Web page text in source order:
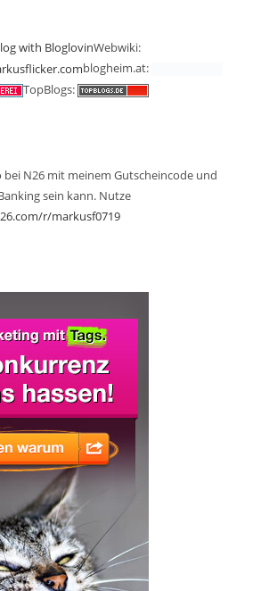
with BloglovinWebwiki:
blogheim.at:
TopBlogs:
N26 mit meinem Gutscheincode und
sein kann. Nutze
r/markusf0719